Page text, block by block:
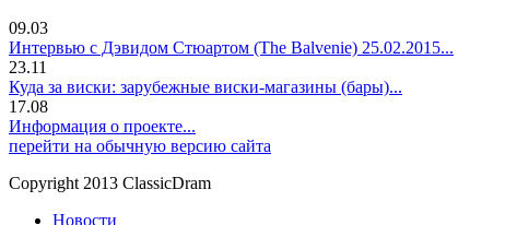
09.03
Интервью с Дэвидом Стюартом (The Balvenie) 25.02.2015...
23.11
Куда за виски: зарубежные виски-магазины (бары)...
17.08
Информация о проекте...
перейти на обычную версию сайта
Copyright 2013 ClassicDram
Новости